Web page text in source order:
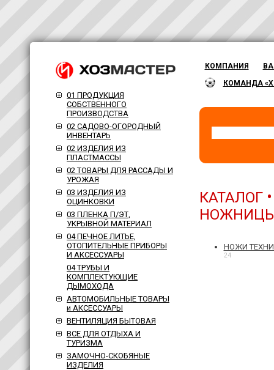
01 ПРОДУКЦИЯ
СОБСТВЕННОГО
ПРОИЗВОДСТВА
02 САДОВО-ОГОРОДНЫЙ
ИНВЕНТАРЬ
02 ИЗДЕЛИЯ ИЗ
ПЛАСТМАССЫ
02 ТОВАРЫ ДЛЯ РАССАДЫ И
УРОЖАЯ
03 ИЗДЕЛИЯ ИЗ
ОЦИНКОВКИ
03 ПЛЕНКА П/ЭТ,
УКРЫВНОЙ МАТЕРИАЛ
04 ПЕЧНОЕ ЛИТЬЕ,
ОТОПИТЕЛЬНЫЕ ПРИБОРЫ
И АКСЕССУАРЫ
04 ТРУБЫ И
КОМПЛЕКТУЮЩИЕ
ДЫМОХОДА
АВТОМОБИЛЬНЫЕ ТОВАРЫ
и АКСЕССУАРЫ
ВЕНТИЛЯЦИЯ БЫТОВАЯ
ВСЕ ДЛЯ ОТДЫХА И
ТУРИЗМА
ЗАМОЧНО-СКОБЯНЫЕ
ИЗДЕЛИЯ
КОМПАНИЯ
КОМАНДА
КАТАЛОГ
НОЖИ
24